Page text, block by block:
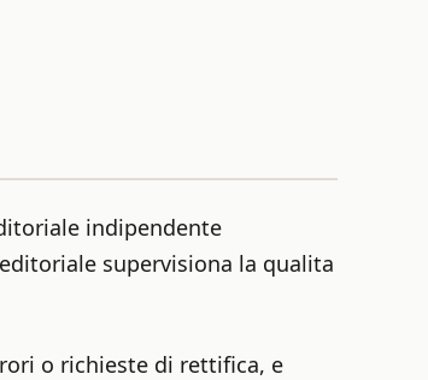
indipendente
supervisiona la qualita
o richieste di rettifica, e